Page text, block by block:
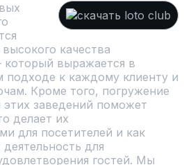
качества
выражается в
подходе к каждому клиенту и
Кроме того, погружение
этих заведений поможет
делает их
для посетителей и как
для
гостей. Мы